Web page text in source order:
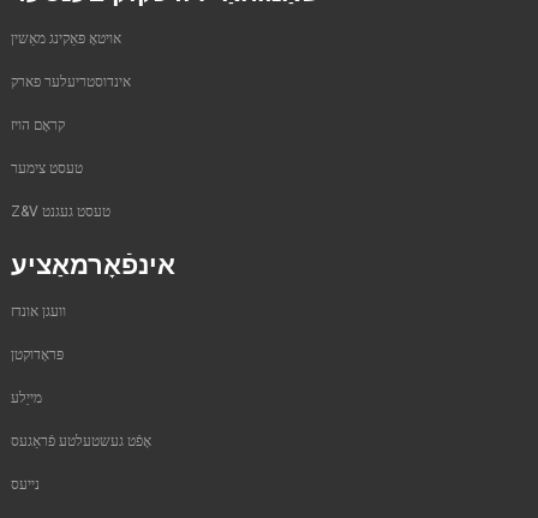
אויטאָ פּאַקינג מאַשין
אינדוסטריעלער פארק
קראָם הויז
טעסט צימער
Z&V טעסט געגנט
אינפֿאָרמאַציע
וועגן אונדז
פּראָדוקטן
מייַלע
אָפֿט געשטעלטע פֿראַגעס
נייעס